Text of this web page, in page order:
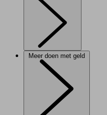
Meer doen met geld